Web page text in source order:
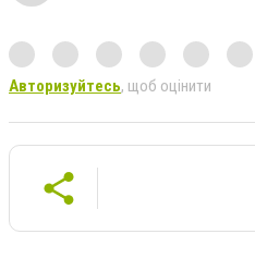
Авторизуйтесь, щоб оцінити